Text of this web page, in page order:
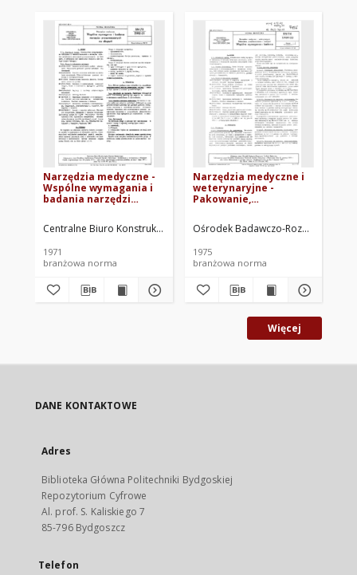
Narzędzia medyczne -
Wspólne wymagania i
badania narzędzi
eksport BN-70/5910-01
Centralne Biuro Konstrukcyjne Sprzętu Medycznego. Oprac.
1971
branżowa norma
Narzędzia medyczne i
weterynaryjne -
Pakowanie,
transport - Wspólne
wymagania i badania
Ośrodek Badawczo-Rozwojowy
1975
branżowa norma
Więcej
DANE KONTAKTOWE
Adres
Biblioteka Główna Politechniki Bydgoskiej
Repozytorium Cyfrowe
Al. prof. S. Kaliskiego 7
85-796 Bydgoszcz
Telefon